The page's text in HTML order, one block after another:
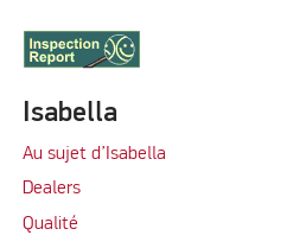
Isabella
Au sujet d’Isabella
Dealers
Qualité